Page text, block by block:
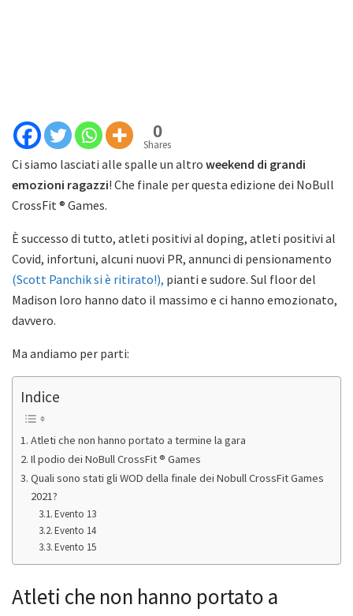
0
Shares
Ci siamo lasciati alle spalle un altro weekend di grandi
emozioni ragazzi! Che finale per questa edizione dei NoBull
CrossFit ® Games.
È successo di tutto, atleti positivi al doping, atleti positivi al
Covid, infortuni, alcuni nuovi PR, annunci di pensionamento
(Scott Panchik si è ritirato!), pianti e sudore. Sul floor del
Madison loro hanno dato il massimo e ci hanno emozionato,
davvero.
Ma andiamo per parti:
Indice
Atleti che non hanno portato a termine la gara
Il podio dei NoBull CrossFit ® Games
Quali sono stati gli WOD della finale dei Nobull CrossFit Games
2021?
Evento 13
Evento 14
Evento 15
Atleti che non hanno portato a